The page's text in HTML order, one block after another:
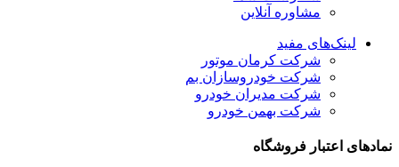
مشاوره آنلاین
لینک‌های مفید
شرکت کرمان موتور
شرکت خودروسازان بم
شرکت مدیران خودرو
شرکت بهمن خودرو
نمادهای اعتبار فروشگاه